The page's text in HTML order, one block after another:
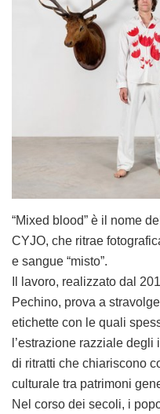
“Mixed blood” è il nome
CYJO, che ritrae
e sangue “misto”.
Il lavoro, realizzato dal
Pechino, prova a
etichette con le quali
l’estrazione razziale
di ritratti che chiariscono
culturale tra patrimoni
Nel corso dei secoli, i